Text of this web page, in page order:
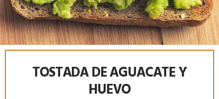
TOSTADA DE AGUACATE Y
HUEVO